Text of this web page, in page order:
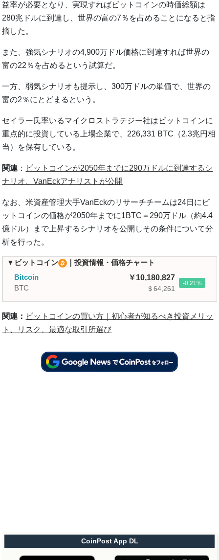
益率が必要となり、実現すればビットコインの時価総額は
280兆ドルに到達し、世界の富の7％を占めることになると指
摘した。
また、強気シナリオの4,900万ドル価格に到達すれば世界の
富の22％を占めるという試算だ。
一方、弱気シナリオも提示し、300万ドルの単価で、世界の
富の2％にとどまるという。
セイラー氏率いるマイクロストラテジー社はビットコインに
重点的に投資している上場企業で、226,331 BTC（2.3兆円相
当）を保有している。
関連 ： ビットコインが2050年までに290万ドルに到達するシ
ナリオ、VanEckアナリストが公開
なお、米資産管理大手VanEckのリサーチチームは24日にビ
ットコインの価格が2050年までに1BTC＝290万ドル（約4.4
億ドル）まで上昇するシナリオを公開しその条件について分
析を行った。
▼ビットコイン
｜投資情報・価格チャート
Bitcoin
BTC
10,180,827
＄64,261
-0.21
関連： ビットコインの買い方｜初心者が知るべき投資メリッ
ト、リスク、最適な取引所選び
CoinPost App DL